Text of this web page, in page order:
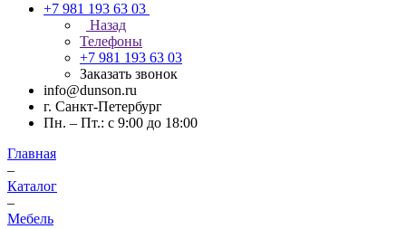
+7 981 193 63 03
Назад
Телефоны
+7 981 193 63 03
Заказать звонок
info@dunson.ru
г. Санкт-Петербург
Пн. – Пт.: с 9:00 до 18:00
Главная
–
Каталог
–
Мебель